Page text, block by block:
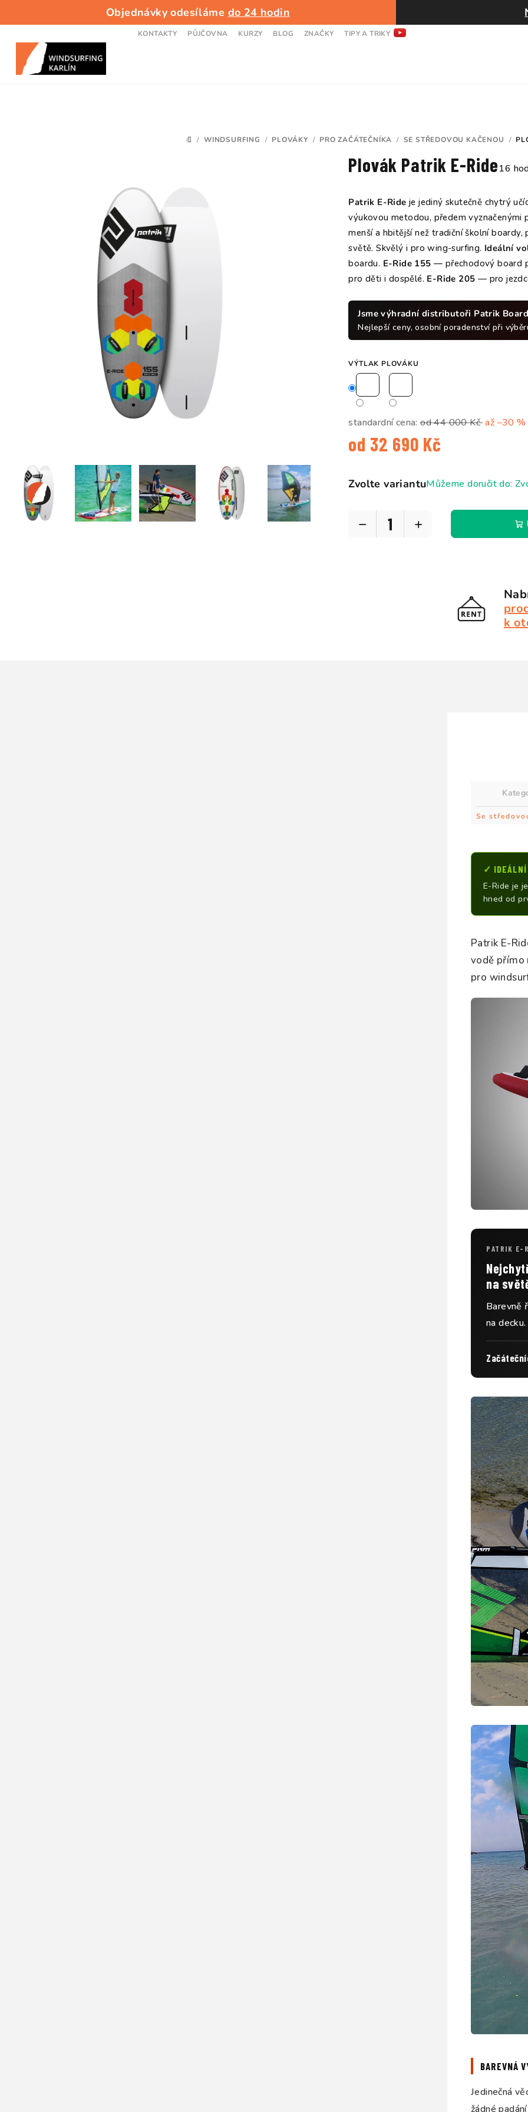
Objednávky odesíláme do 24 hodin
KONTAKTY PŮJČOVNA KURZY BLOG ZNAČKY TIPY A TRIKY
DOMŮ
/ WINDSURFING / PLOVÁKY / PRO ZAČÁTEČNÍKA / SE STŘEDOVOU KAČENOU /
Plovák Patrik E-Ride
5,0
z
5
16
Patrik E-Ride je jediný skutečně chytrý
výukovou metodou, předem vyznačenými
menší a hbitější než tradiční školní
světě. Skvělý i pro wing-surfing. Ideální
boardu. E-Ride 155 — přechodový board
pro děti i dospělé. E-Ride 205 — pro
Jsme výhradní distributoři Patrik
Nejlepší ceny, osobní poradenství při
VÝTLAK PLOVÁKU
standardní cena: od 44 000 Kčaž –30 %
od 32 690 Kč
cena:
Zvolte variantuMůžeme doručit do:
+
−
k
✓ IDEÁLNÍ
E-Ride je
hned od
Patrik E-
vodě přímo
pro
PATRIK E-
na
Barevně
na
BAREVNÁ
Jedinečná
žádné
Se